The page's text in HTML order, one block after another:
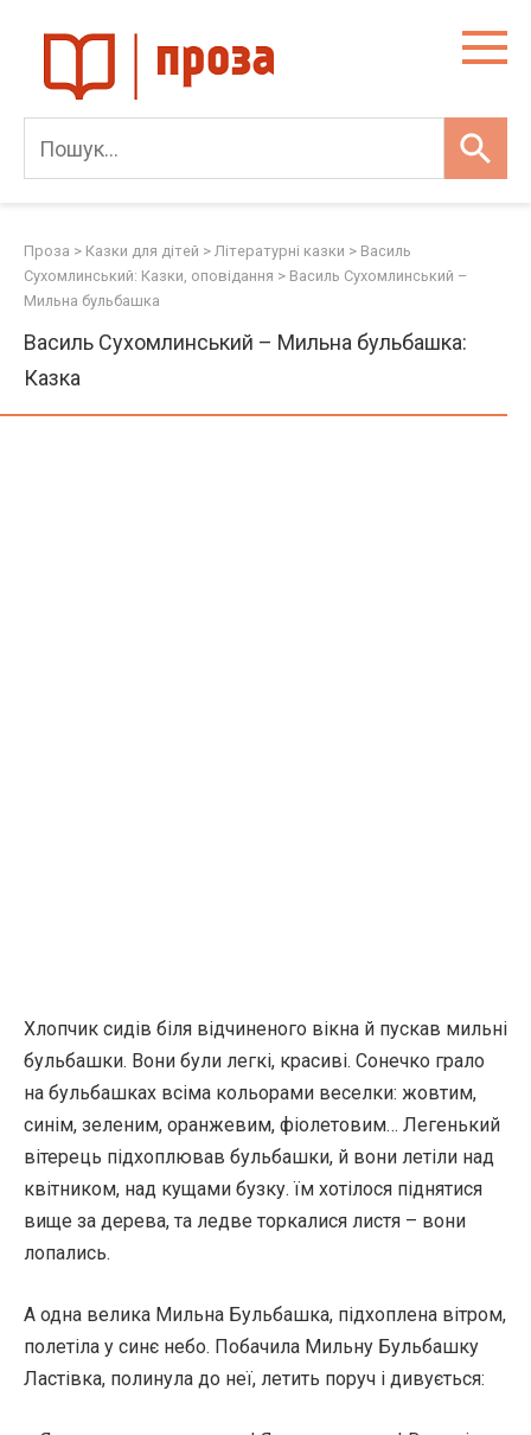
content
Проза > Казки для дітей > Літературні казки > Василь
Сухомлинський: Казки, оповідання > Василь Сухомлинський –
Мильна бульбашка
Василь Сухомлинський – Мильна бульбашка:
Казка
Хлопчик сидів біля відчиненого вікна й пускав мильні
бульбашки. Вони були легкі, красиві. Сонечко грало
на бульбашках всіма кольорами веселки: жовтим,
синім, зеленим, оранжевим, фіолетовим… Легенький
вітерець підхоплював бульбашки, й вони летіли над
квітником, над кущами бузку. їм хотілося піднятися
вище за дерева, та ледве торкалися листя – вони
лопались.
А одна велика Мильна Бульбашка, підхоплена вітром,
полетіла у синє небо. Побачила Мильну Бульбашку
Ластівка, полинула до неї, летить поруч і дивується: